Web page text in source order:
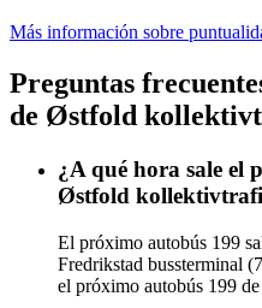
Más información sobre
Preguntas
de Østfold
¿A qué hora sale el
Østfold
El próximo autobús 199
Fredrikstad bussterminal
el próximo autobús 199